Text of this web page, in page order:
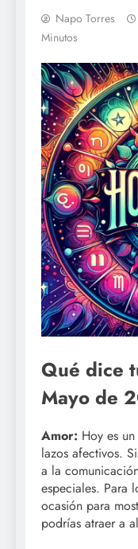
Napo Torres
Minutos
Qué dice
Mayo de
Amor: Hoy es
lazos afectivos.
a la
especiales. Para
ocasión para
podrías atraer a